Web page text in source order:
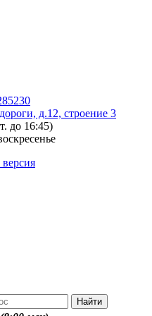
д.12, строение 3
до 16:45)